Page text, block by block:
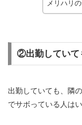
メリハリ
②出勤していて
出勤していても、隣
でサボっている人は